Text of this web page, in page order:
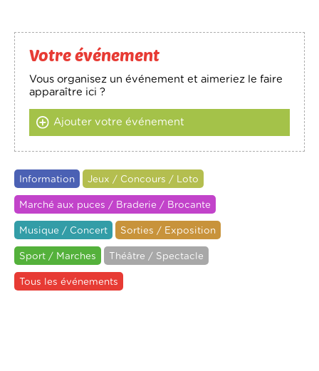
Votre événement
Vous organisez un événement et aimeriez le faire
apparaître ici ?
Ajouter votre événement
Information Jeux / Concours / Loto
Marché aux puces / Braderie / Brocante
Musique / Concert Sorties / Exposition
Sport / Marches Théâtre / Spectacle
Tous les événements